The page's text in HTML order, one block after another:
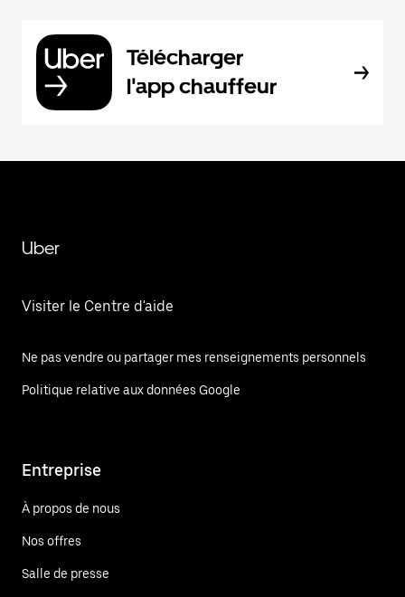
Télécharger
l'app chauffeur
Uber
Visiter le Centre d'aide
Ne pas vendre ou partager mes renseignements personnels
Politique relative aux données Google
Entreprise
À propos de nous
Nos offres
Salle de presse